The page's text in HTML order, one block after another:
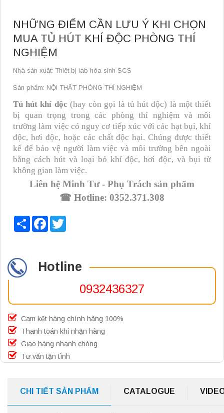
NHỮNG ĐIỂM CẦN LƯU Ý KHI CHỌN
MUA TỦ HÚT KHÍ ĐỘC PHÒNG THÍ
NGHIỆM
Nhà sản xuất: Thiết bị lab hóa sinh SCS
Sản phẩm: NỘI THẤT PHÒNG THÍ NGHIỆM
Tủ hút khí độc (hay còn gọi là tủ hút độc) là một thiết
bị quan trọng trong các phòng thí nghiệm và môi
trường làm việc có nguy cơ tiếp xúc với các hạt bụi, khí
độc, hơi độc, hoặc các chất độc hại. Chúng được thiết
kế để bảo vệ người làm việc và môi trường bên ngoài
bằng cách hút và loại bỏ khí độc, hơi độc, và bụi từ
không gian làm việc.
Liên hệ Minh Tư - Phụ Trách sản phẩm
☎ Hotline: 0352.371.308
Share Facebook
Hotline
0932436327
Cam kết hàng chính hãng 100%
Thanh toán khi nhận hàng
Giao hàng nhanh chóng
Tư vấn tận tình
CHI TIẾT SẢN PHẨM CATALOGUE